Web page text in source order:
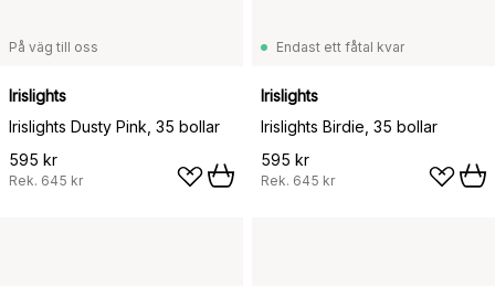
På väg till oss
Irislights
Irislights Dusty Pink, 35 bollar
595 kr
Rek. 645 kr
Endast ett fåtal kvar
Irislights
Irislights Birdie, 35 bollar
595 kr
Rek. 645 kr